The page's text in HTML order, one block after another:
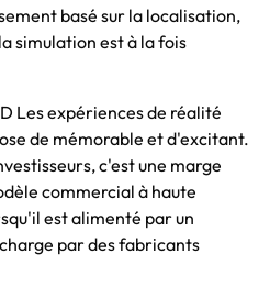
basé sur la localisation,
simulation est à la fois
Les expériences de réalité
de mémorable et d'excitant.
c'est une marge
commercial à haute
est alimenté par un
par des fabricants